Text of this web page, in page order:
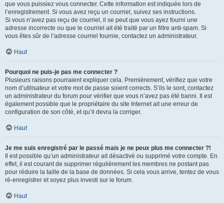
que vous puissiez vous connecter. Cette information est indiquée lors de
l’enregistrement. Si vous avez reçu un courriel, suivez ses instructions.
Si vous n’avez pas reçu de courriel, il se peut que vous ayez fourni une
adresse incorrecte ou que le courriel ait été traité par un filtre anti-spam. Si
vous êtes sûr de l’adresse courriel fournie, contactez un administrateur.
Haut
Pourquoi ne puis-je pas me connecter ?
Plusieurs raisons pourraient expliquer cela. Premièrement, vérifiez que votre
nom d’utilisateur et votre mot de passe soient corrects. S’ils le sont, contactez
un administrateur du forum pour vérifier que vous n’avez pas été banni. Il est
également possible que le propriétaire du site Internet ait une erreur de
configuration de son côté, et qu’il devra la corriger.
Haut
Je me suis enregistré par le passé mais je ne peux plus me connecter ?!
Il est possible qu’un administrateur ait désactivé ou supprimé votre compte. En
effet, il est courant de supprimer régulièrement les membres ne postant pas
pour réduire la taille de la base de données. Si cela vous arrive, tentez de vous
ré-enregistrer et soyez plus investi sur le forum.
Haut